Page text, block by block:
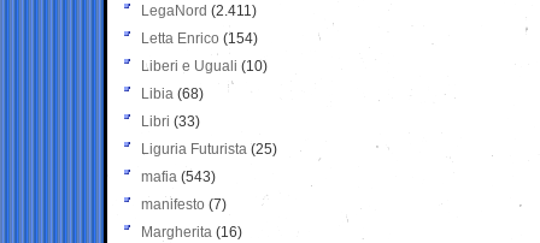
LegaNord (2.411)
Letta Enrico (154)
Liberi e Uguali (10)
Libia (68)
Libri (33)
Liguria Futurista (25)
mafia (543)
manifesto (7)
Margherita (16)